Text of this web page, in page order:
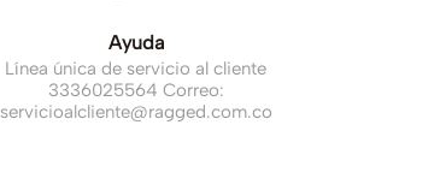
Ayuda
Línea única de servicio al cliente
3336025564 Correo:
servicioalcliente@ragged.com.co